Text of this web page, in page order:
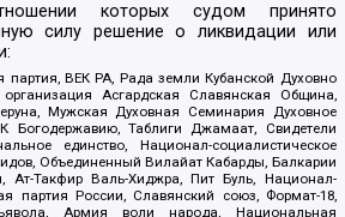
которых судом принято
силу решение о ликвидации или
партия, ВЕК РА, Рада земли Кубанской Духовно
Асгардская Славянская Община,
Мужская Духовная Семинария Духовное
Богодержавию, Таблиги Джамаат, Свидетели
единство, Национал-социалистическое
Объединенный Вилайат Кабарды, Балкарии
Ат-Такфир Валь-Хиджра, Пит Буль, Национал-
партия России, Славянский союз, Формат-18,
Армия воли народа, Национальная